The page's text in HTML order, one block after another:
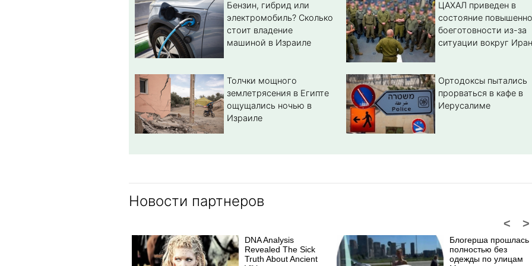
Бензин, гибрид или
электромобиль? Cколько
стоит владение
машиной в Израиле
ЦАХАЛ приведен в
состояние
боеготовности из-за
ситуации вокруг
Толчки мощного
землетрясения в Египте
ощущались ночью в
Израиле
Ортодоксы пытались
прорваться в кафе в
Иерусалиме
Новости партнеров
>
<
DNA Analysis
Revealed The Sick
Truth About Ancient
Блогерша прошлась
полностью без
одежды по улицам